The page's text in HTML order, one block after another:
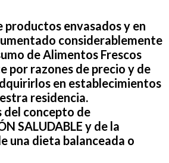
productos envasados y en
considerablemente
de Alimentos Frescos
por razones de precio y de
en establecimientos
residencia.
del concepto de
SALUDABLE y de la
una dieta balanceada o